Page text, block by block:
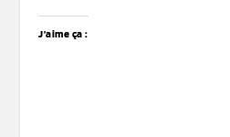
J’aime ça :